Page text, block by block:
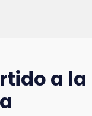
a la